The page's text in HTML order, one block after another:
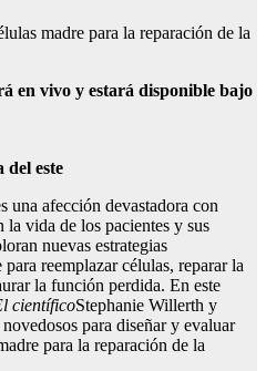
en vivo y estará disponible bajo
del este
una afección devastadora con
la vida de los pacientes y sus
nuevas estrategias
reemplazar células, reparar la
la función perdida. En este
científicoStephanie Willerth y
para diseñar y evaluar
para la reparación de la